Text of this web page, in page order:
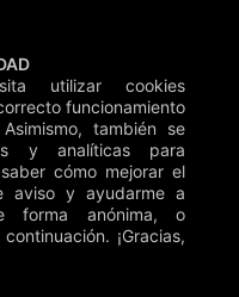
Frigia
utilizar cookies
funcionamiento
también se
y analíticas para
cómo mejorar el
aviso y ayudarme a
forma anónima, o
¡Gracias,